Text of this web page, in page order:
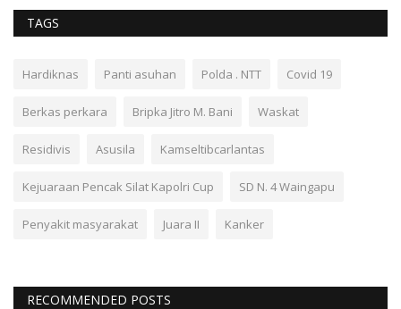
TAGS
Hardiknas Panti asuhan Polda . NTT Covid 19
Berkas perkara Bripka Jitro M. Bani Waskat
Residivis Asusila Kamseltibcarlantas
Kejuaraan Pencak Silat Kapolri Cup SD N. 4 Waingapu
Penyakit masyarakat Juara II Kanker
RECOMMENDED POSTS